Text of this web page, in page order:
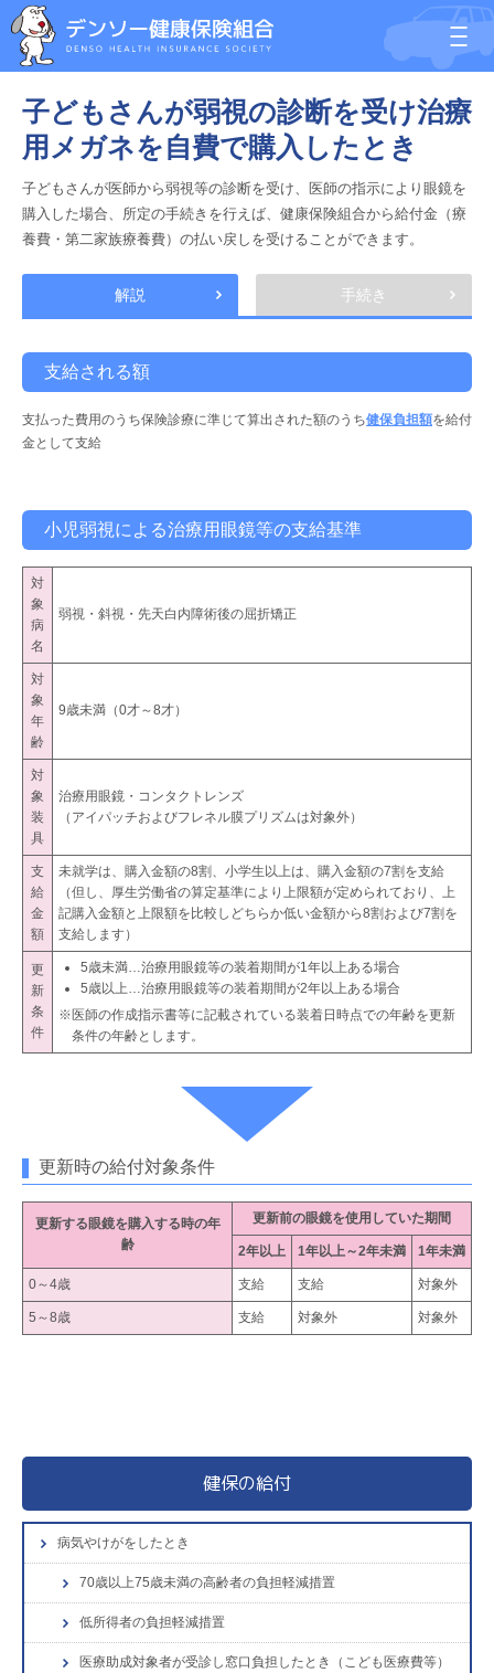
子どもさんが弱視の診断を受け治療
用メガネを自費で購入したとき
子どもさんが医師から弱視等の診断を受け、医師の指示により眼鏡を
購入した場合、所定の手続きを行えば、健康保険組合から給付金（療
養費・第二家族療養費）の払い戻しを受けることができます。
解説 手続き
支給される額
支払った費用のうち保険診療に準じて算出された額のうち健保負担額を給付
金として支給
小児弱視による治療用眼鏡等の支給基準
対
象
病
名
弱視・斜視・先天白内障術後の屈折矯正
対
象
年
齢
9歳未満（0才～8才）
対
象
装
具
治療用眼鏡・コンタクトレンズ
（アイパッチおよびフレネル膜プリズムは対象外）
支
給
金
額
未就学は、購入金額の8割、小学生以上は、購入金額の7割を支給
（但し、厚生労働省の算定基準により上限額が定められており、上
記購入金額と上限額を比較しどちらか低い金額から8割および7割を
支給します）
更
新
条
件
5歳未満…治療用眼鏡等の装着期間が1年以上ある場合
5歳以上…治療用眼鏡等の装着期間が2年以上ある場合
※医師の作成指示書等に記載されている装着日時点での年齢を更新
条件の年齢とします。
更新時の給付対象条件
更新する眼鏡を購入する時の年
齢
更新前の眼鏡を使用していた期間
2年以上 1年以上～2年未満 1年未満
0～4歳 支給 支給 対象外
5～8歳 支給 対象外 対象外
健保の給付
病気やけがをしたとき
70歳以上75歳未満の高齢者の負担軽減措置
低所得者の負担軽減措置
医療助成対象者が受診し窓口負担したとき（こども医療費等）